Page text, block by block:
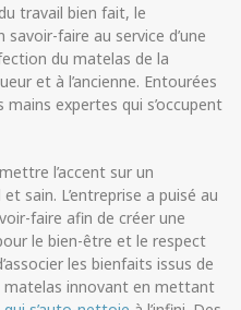
du travail bien fait, le
faire au service d’une
du matelas de la
et à l’ancienne. Entourées
expertes qui s’occupent
l’accent sur un
sain. L’entreprise a puisé au
faire afin de créer une
le bien-être et le respect
les bienfaits issus de
matelas innovant en mettant